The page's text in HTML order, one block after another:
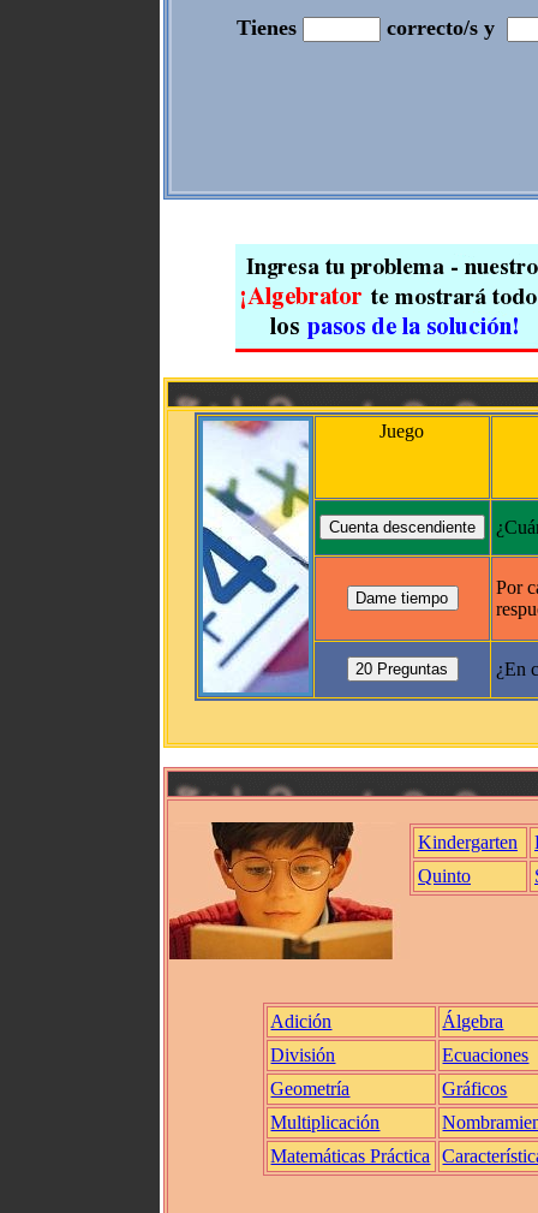
Tienes correcto/s y
Juego
Por
¿En
Kindergarten
Quinto
Adición
Álgebra
División
Ecuaciones
Geometría
Gráficos
Multiplicación
Matemáticas Práctica